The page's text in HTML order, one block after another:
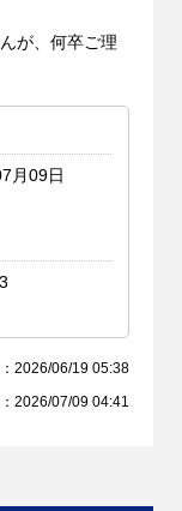
が、何卒ご理
月09日
2026/06/19 05:38
2026/07/09 04:41